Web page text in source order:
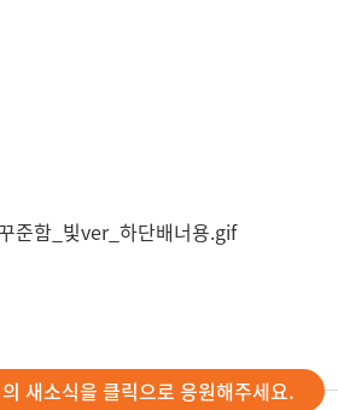
새소식을 클릭으로 응원해주세요.